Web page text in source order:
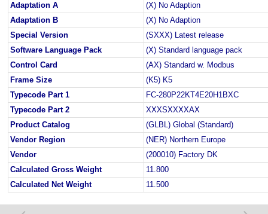
Adaptation A
(X) No Adaption
Adaptation B
(X) No Adaption
Special Version
(SXXX) Latest release
Software Language Pack
(X) Standard language pack
Control Card
(AX) Standard w. Modbus
Frame Size
(K5) K5
Typecode Part 1
FC-280P22KT4E20H1BXC
Typecode Part 2
XXXSXXXXAX
Product Catalog
(GLBL) Global (Standard)
Vendor Region
(NER) Northern Europe
Vendor
(200010) Factory DK
Calculated Gross Weight
11.800
Calculated Net Weight
11.500